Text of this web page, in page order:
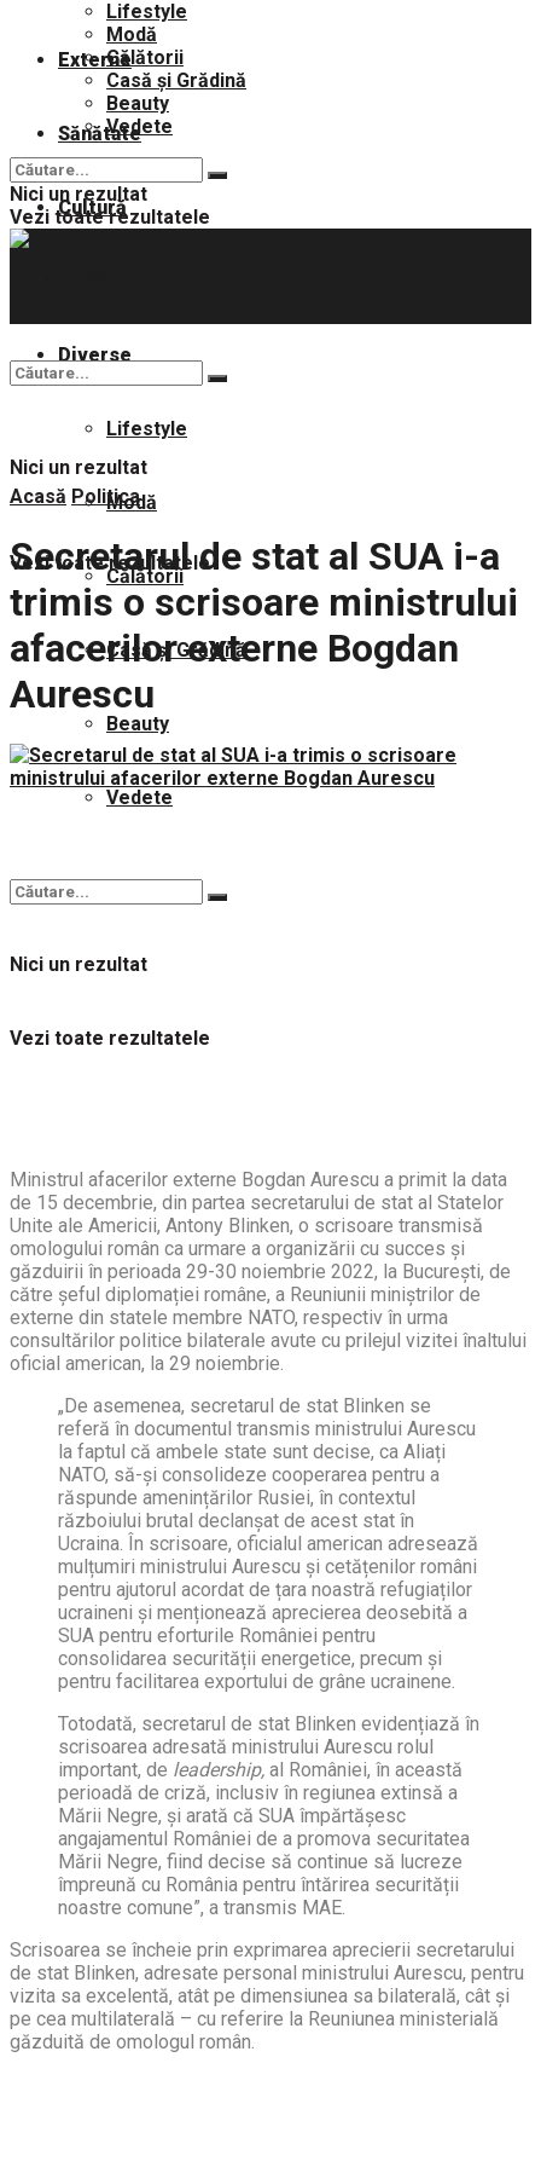
Externe
Sănătate
Cultură
Diverse
Lifestyle
Modă
Călătorii
Casă și Grădină
Beauty
Vedete
Nici un rezultat
Vezi toate rezultatele
Lifestyle
Modă
Călătorii
Casă și Grădină
Beauty
Vedete
Nici un rezultat
Vezi toate rezultatele
Nici un rezultat
Vezi toate rezultatele
Acasă Politica
Secretarul de stat al SUA i-a
trimis o scrisoare ministrului
afacerilor externe Bogdan
Aurescu
Ministrul afacerilor externe Bogdan Aurescu a primit la data
de 15 decembrie, din partea secretarului de stat al Statelor
Unite ale Americii, Antony Blinken, o scrisoare transmisă
omologului român ca urmare a organizării cu succes și
găzduirii în perioada 29-30 noiembrie 2022, la București, de
către șeful diplomației române, a Reuniunii miniștrilor de
externe din statele membre NATO, respectiv în urma
consultărilor politice bilaterale avute cu prilejul vizitei înaltului
oficial american, la 29 noiembrie.
„De asemenea, secretarul de stat Blinken se
referă în documentul transmis ministrului Aurescu
la faptul că ambele state sunt decise, ca Aliați
NATO, să-și consolideze cooperarea pentru a
răspunde amenințărilor Rusiei, în contextul
războiului brutal declanșat de acest stat în
Ucraina. În scrisoare, oficialul american adresează
mulțumiri ministrului Aurescu și cetățenilor români
pentru ajutorul acordat de țara noastră refugiaților
ucraineni și menționează aprecierea deosebită a
SUA pentru eforturile României pentru
consolidarea securității energetice, precum și
pentru facilitarea exportului de grâne ucrainene.
Totodată, secretarul de stat Blinken evidențiază în
scrisoarea adresată ministrului Aurescu rolul
important, de leadership, al României, în această
perioadă de criză, inclusiv în regiunea extinsă a
Mării Negre, și arată că SUA împărtășesc
angajamentul României de a promova securitatea
Mării Negre, fiind decise să continue să lucreze
împreună cu România pentru întărirea securității
noastre comune”, a transmis MAE.
Scrisoarea se încheie prin exprimarea aprecierii secretarului
de stat Blinken, adresate personal ministrului Aurescu, pentru
vizita sa excelentă, atât pe dimensiunea sa bilaterală, cât și
pe cea multilaterală – cu referire la Reuniunea ministerială
găzduită de omologul român.